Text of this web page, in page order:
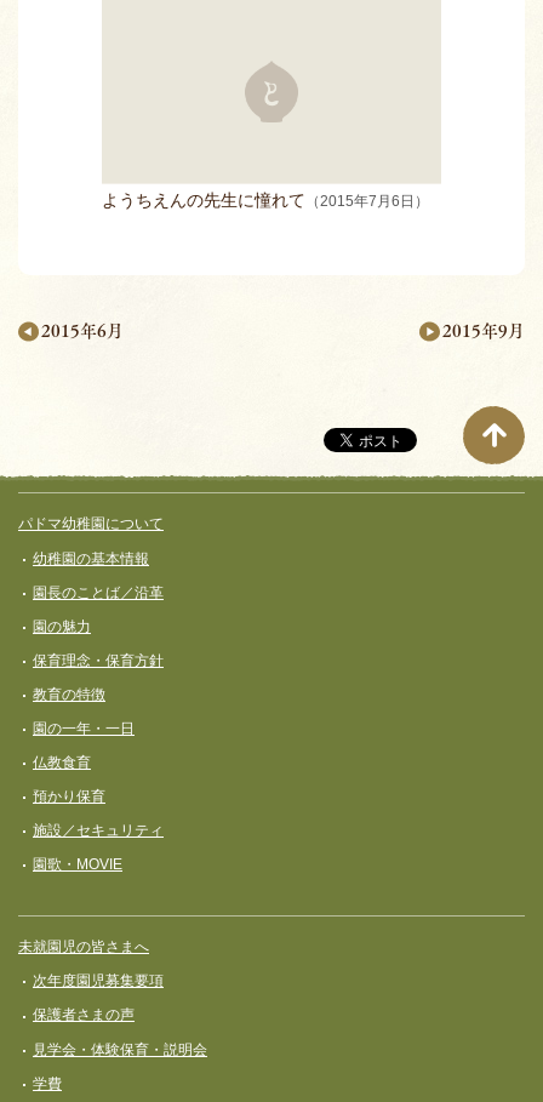
ようちえんの先生に憧れて （2015年7月6日）
ペ
ー
ジ
ナ
ビ
ゲ
ー
シ
ョ
ン
2015年6月 2015年9月
フッターコンテンツ
パドマ幼稚園について
幼稚園の基本情報
園長のことば／沿革
園の魅力
保育理念・保育⽅針
教育の特徴
園の一年・一日
仏教食育
預かり保育
施設／セキュリティ
園歌・MOVIE
未就園児の皆さまへ
次年度園児募集要項
保護者さまの声
見学会・体験保育・説明会
学費